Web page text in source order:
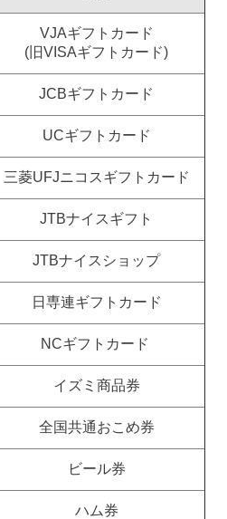
VJAギフトカード
(旧VISAギフトカード)
JCBギフトカード
UCギフトカード
三菱UFJニコスギフトカード
JTBナイスギフト
JTBナイスショップ
日専連ギフトカード
NCギフトカード
イズミ商品券
全国共通おこめ券
ビール券
ハム券